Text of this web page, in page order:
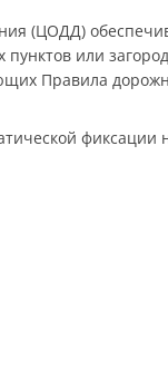
(ЦОДД)
пунктов или
Правила
фиксации